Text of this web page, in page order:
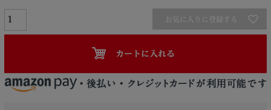
お気に入りに登録する
カートに入れる